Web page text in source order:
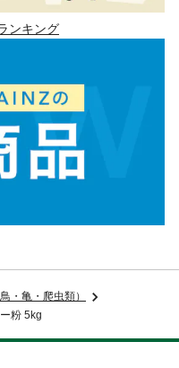
ンキング
・亀・爬虫類）
粉 5kg